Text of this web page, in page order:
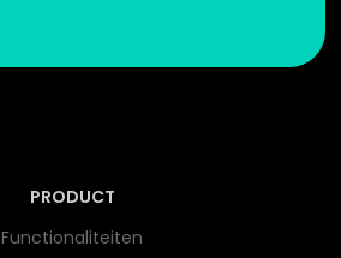
PRODUCT
Functionaliteiten